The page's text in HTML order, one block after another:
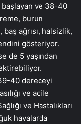
başlayan ve 38-40
burun
baş ağrısı, halsizlik,
gösteriyor.
de 5 yaşından
40 dereceyi
ve acile
ve Hastalıkları
havalarda